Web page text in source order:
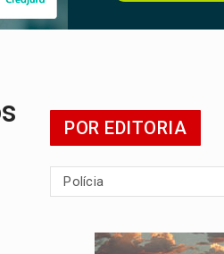
POR EDITORIA